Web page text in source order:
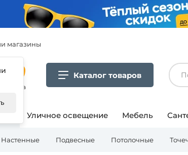
магазины
дома
Каталог товаров
Уличное освещение Мебель
Настенные Подвесные Потолочные